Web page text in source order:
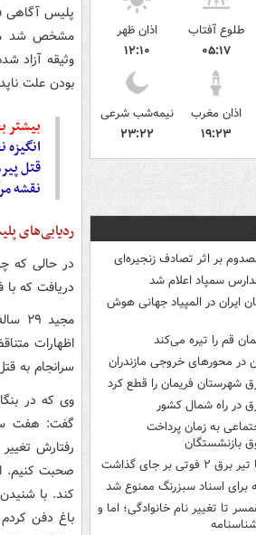
طلوع آفتاب
۰۵:۱۷
اذان ظهر
۱۲:۱۰
اذان مغرب
۱۹:۲۳
نیمه‌شب شرعی
۲۳:۲۲
سمپاد اعلام شد
ایران در المپیاد جهانی هوش
قم را تیره می‌کند
در محورهای خروجی مازندران
شهرستان فریمان را قطع کرد
در راه شمال کشور
به زمان پرداخت
بازنشستگان
بر جای گذاشت
برای اسناد سبزرنگ ممنوع شد
تا تغییر نام خانوادگی؛ اما و
پلیس آگاهی
وثیقه آزاد
بودن علت
بیشتر
قتل
نقشه
ردیابی‌های
در حالی که
دریافت که با
اظهارات
سرانجام به
وی که در
گفت: هفت
رفتارش
صحبت کنیم.
کند. با
باغ دفن